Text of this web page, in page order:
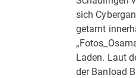
sich
getarnt
Laden. Laut
der Banload